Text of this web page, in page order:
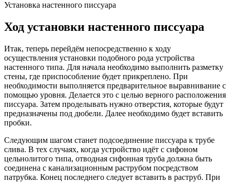
Установка настенного писсуара
Ход установки настенного писсуара
Итак, теперь перейдём непосредственно к ходу
осуществления установки подобного рода устройства
настенного типа. Для начала необходимо выполнить разметку
стены, где приспособление будет прикреплено. При
необходимости выполняется предварительное выравнивание с
помощью уровня. Делается это с целью верного расположения
писсуара. Затем проделывать нужно отверстия, которые будут
предназначены под дюбели. Далее необходимо будет вставить
пробки.
Следующим шагом станет подсоединение писсуара к трубе
слива. В тех случаях, когда устройство идёт с сифоном
цельнолитого типа, отводная сифонная труба должна быть
соединена с канализационным раструбом посредством
патрубка. Конец последнего следует вставить в раструб. При